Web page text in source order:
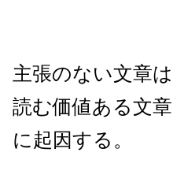
主張のない文章
読む価値ある文
に起因する。